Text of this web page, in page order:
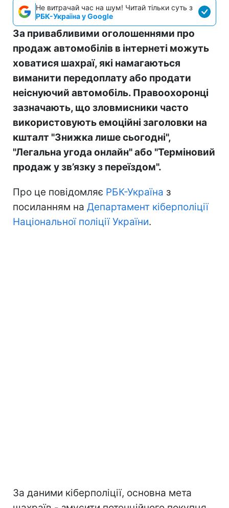
Не витрачай час на шум! Читай тільки суть з
РБК-Україна у Google
За привабливими оголошеннями про
продаж автомобілів в інтернеті можуть
ховатися шахраї, які намагаються
виманити передоплату або продати
неіснуючий автомобіль. Правоохоронці
зазначають, що зловмисники часто
використовують емоційні заголовки на
кшталт "Знижка лише сьогодні",
"Легальна угода онлайн" або "Терміновий
продаж у зв’язку з переїздом".
Про це повідомляє РБК-Україна з
посиланням на Департамент кіберполіції
Національної поліції України.
За даними кіберполіції, основна мета